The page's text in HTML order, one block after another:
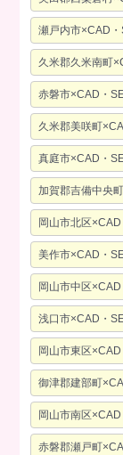
瀬戸内市×CAD
久米郡久米南町
赤磐市×CAD・
久米郡美咲町
真庭市×CAD・
加賀郡吉備中央
岡山市北区
美作市×CAD・
岡山市中区
浅口市×CAD・
岡山市東区
御津郡建部町
岡山市南区
赤磐郡瀬戸町